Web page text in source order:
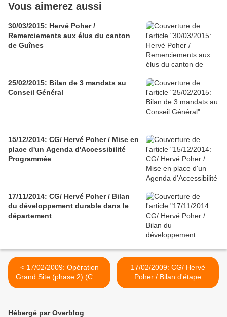
Vous aimerez aussi
30/03/2015: Hervé Poher /
Remerciements aux élus du canton
de Guînes
25/02/2015: Bilan de 3 mandats au
Conseil Général
15/12/2014: CG/ Hervé Poher / Mise en
place d'un Agenda d'Accessibilité
Programmée
17/11/2014: CG/ Hervé Poher / Bilan
du développement durable dans le
département
< 17/02/2009: Opération
Grand Site (phase 2) (CG)/
Hervé Poher
17/02/2009: CG/ Hervé
Poher / Bilan d'étape
Agenda 21 >
Hébergé par Overblog